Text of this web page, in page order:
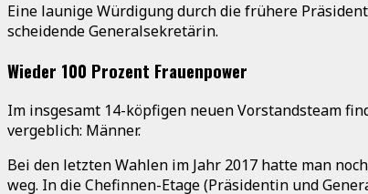
Eine launige Würdigung durch die frühere
scheidende Generalsekretärin.
Wieder 100 Prozent Frauenpower
Im insgesamt 14-köpfigen neuen Vorstandsteam
vergeblich: Männer.
Bei den letzten Wahlen im Jahr 2017 hatte man
weg. In die Chefinnen-Etage (Präsidentin und